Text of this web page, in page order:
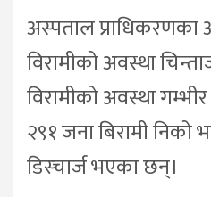
अस्पताल प्राधिकरणका
विरामीको अवस्था
विरामीको अवस्था
२९१ जना बिरामी
डिस्चार्ज भएका छन्।